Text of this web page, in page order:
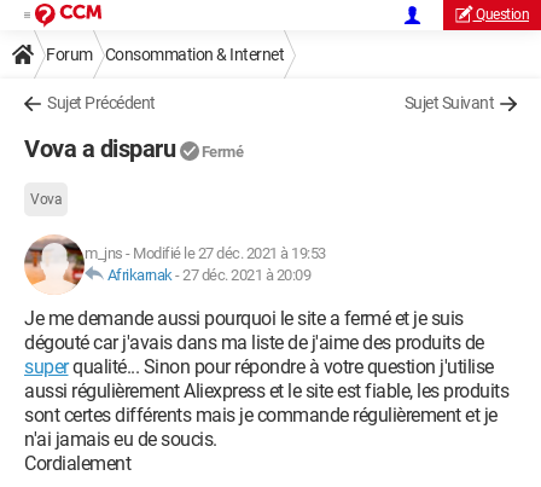
Question
Forum Consommation & Internet
Sujet Précédent Sujet Suivant
Vova a disparu Fermé
Vova
m_jns - Modifié le 27 déc. 2021 à 19:53
Afrikarnak-27 déc. 2021 à 20:09
Je me demande aussi pourquoi le site a fermé et je suis
dégouté car j'avais dans ma liste de j'aime des produits de
superqualité... Sinon pour répondre à votre question j'utilise
aussi régulièrement Aliexpress et le site est fiable, les produits
sont certes différents mais je commande régulièrement et je
n'ai jamais eu de soucis.
Cordialement